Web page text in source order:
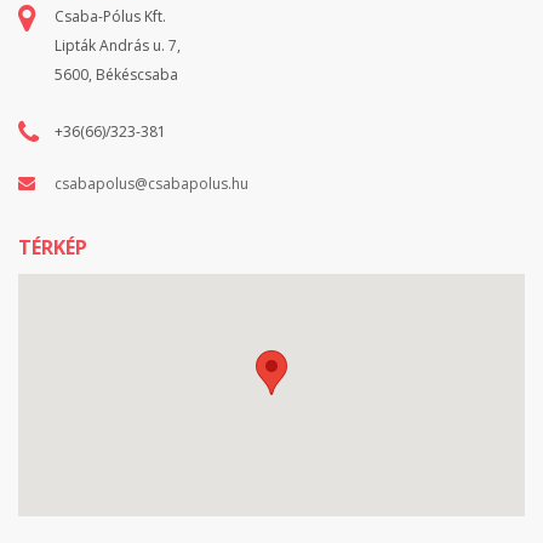
A 28 literes, nagy térfogatú gyűjtőzsákkal sokáig lehet folytatni
a munkát.
A készülék erős háza ütésálló műanyagból készült.
elektromos talajmegmunkáló helytakarékosan tárolható.
Csaba-Pólus Kft.
Lipták András u. 7,
5600, Békéscsaba
+36(66)/323-381
csabapolus@csabapolus.hu
TÉRKÉP